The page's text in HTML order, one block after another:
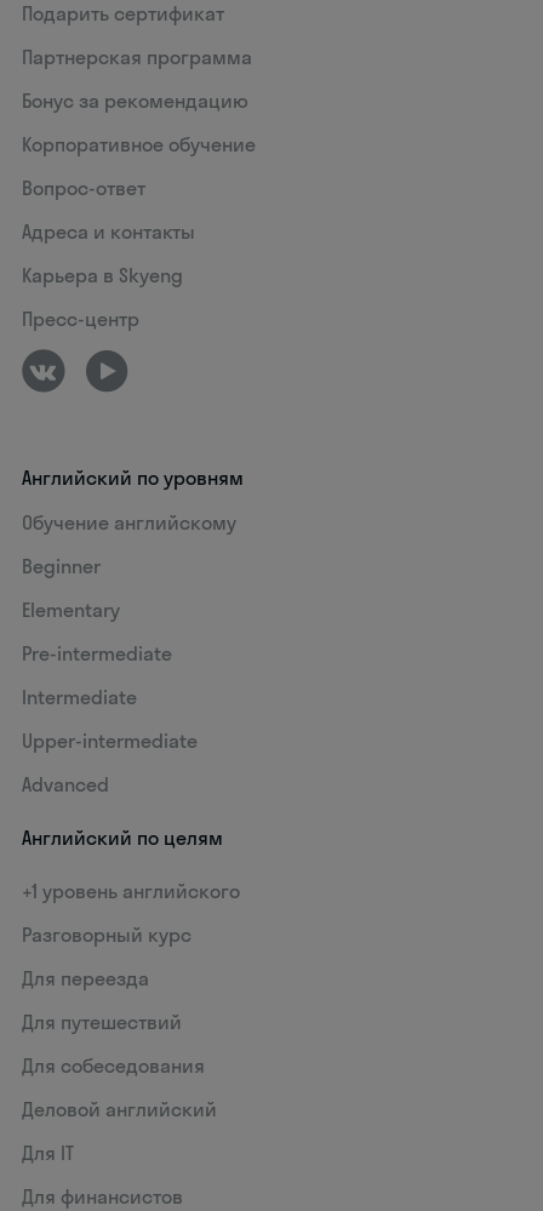
Подарить сертификат
Партнерская программа
Бонус за рекомендацию
Корпоративное обучение
Вопрос-ответ
Адреса и контакты
Карьера в Skyeng
Пресс-центр
Английский по уровням
Обучение английскому
Beginner
Elementary
Pre-intermediate
Intermediate
Upper-intermediate
Advanced
Английский по целям
+1 уровень английского
Разговорный курс
Для переезда
Для путешествий
Для собеседования
Деловой английский
Для IT
Для финансистов